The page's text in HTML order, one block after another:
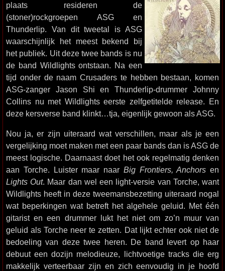
plaats resideren de
(stoner)rockgroepen ASG en
Thunderlip. Van dit tweetal is ASG
waarschijnlijk het meest bekend bij
het publiek. Uit deze twee bands is nu
de band Wildlights ontstaan. Na een
tijd onder de naam Crusaders te hebben bestaan, komen
ASG-zanger Jason Shi en Thunderlip-drummer Johnny
Collins nu met Wildlights eerste zelfgetitelde release. En
deze kersverse band klinkt…tja, eigenlijk gewoon als ASG.
Nou ja, er zijn uiteraard wat verschillen, maar als je een
vergelijking moet maken met een paar bands dan is ASG de
meest logische. Daarnaast doet het ook regelmatig denken
aan Torche. Luister maar naar Big Frontiers, Anchors en
Lights Out. Maar dan wel een light-versie van Torche, want
Wildlights heeft in deze tweemansbezetting uiteraard nogal
wat beperkingen wat betreft het algehele geluid. Met één
gitarist en een drummer lukt het niet om zo’n muur van
geluid als Torche neer te zetten. Dat lijkt echter ook niet de
bedoeling van deze twee heren. De band levert op haar
debuut een dozijn melodieuze, lichtvoetige tracks die erg
makkelijk verteerbaar zijn en zich eenvoudig in je hoofd